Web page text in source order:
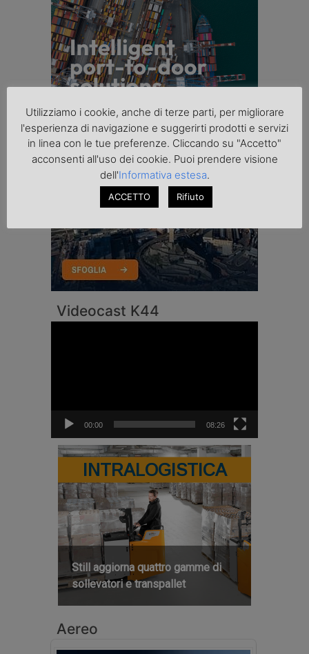
Videocast K44
00:00 08:26
INTRALOGISTICA
Still aggiorna quattro gamme di
sollevatori e transpallet
Aereo
Utilizziamo i cookie, anche di terze parti, per migliorare
l'esperienza di navigazione e suggerirti prodotti e servizi
in linea con le tue preferenze. Cliccando su "Accetto"
acconsenti all'uso dei cookie. Puoi prendere visione
dell'Informativa estesa.
ACCETTO Rifiuto